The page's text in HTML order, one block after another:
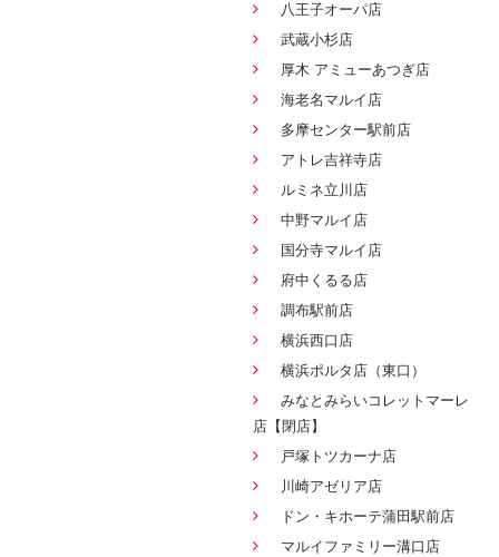
八王子オーパ店
武蔵小杉店
厚木 アミューあつぎ店
海老名マルイ店
多摩センター駅前店
アトレ吉祥寺店
ルミネ立川店
中野マルイ店
国分寺マルイ店
府中くるる店
調布駅前店
横浜西口店
横浜ポルタ店（東口）
みなとみらいコレットマーレ
店【閉店】
戸塚トツカーナ店
川崎アゼリア店
ドン・キホーテ蒲田駅前店
マルイファミリー溝口店